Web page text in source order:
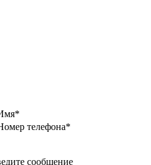
телефона*
сообщение